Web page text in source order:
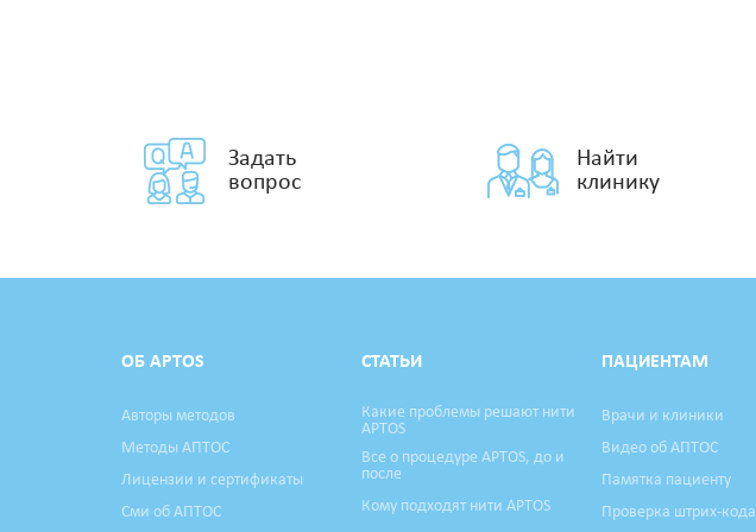
Задать
вопрос
Найти
клинику
ОБ APTOS
Авторы методов
Методы АПТОС
Лицензии и сертификаты
Сми об АПТОС
СТАТЬИ
Какие проблемы решают нити
APTOS
Все о процедуре APTOS, до и
после
Кому подходят нити APTOS
ПАЦИЕНТАМ
Врачи и клиники
Видео об АПТОС
Памятка пациенту
Проверка штрих-кода